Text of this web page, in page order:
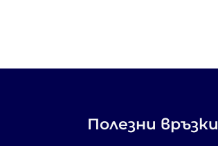
Полезни връзки